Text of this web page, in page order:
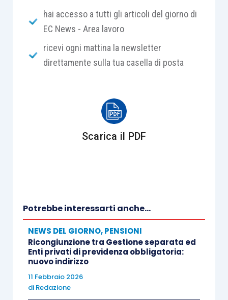
hai accesso a tutti gli articoli del giorno di
EC News - Area lavoro
ricevi ogni mattina la newsletter
direttamente sulla tua casella di posta
Scarica il PDF
Potrebbe interessarti anche...
NEWS DEL GIORNO,PENSIONI
Ricongiunzione tra Gestione separata ed
Enti privati di previdenza obbligatoria:
nuovo indirizzo
11 Febbraio 2026
di Redazione